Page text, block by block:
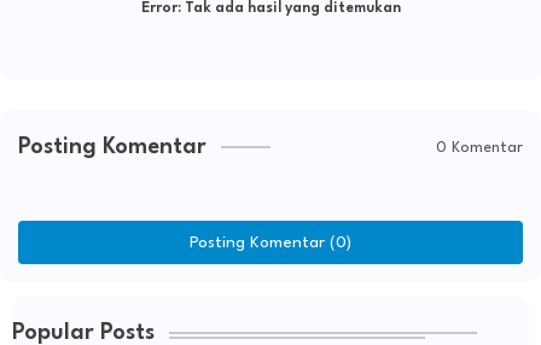
Error:Tak ada hasil yang ditemukan
Posting Komentar 0 Komentar
Posting Komentar (0)
Popular Posts